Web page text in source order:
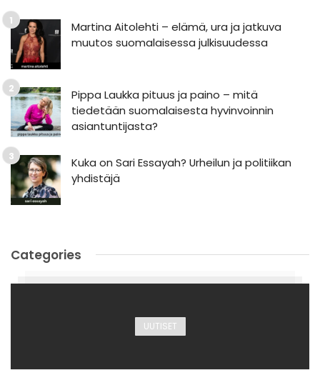
Martina Aitolehti – elämä, ura ja jatkuva
muutos suomalaisessa julkisuudessa
Pippa Laukka pituus ja paino – mitä
tiedetään suomalaisesta hyvinvoinnin
asiantuntijasta?
Kuka on Sari Essayah? Urheilun ja politiikan
yhdistäjä
Categories
UUTISET